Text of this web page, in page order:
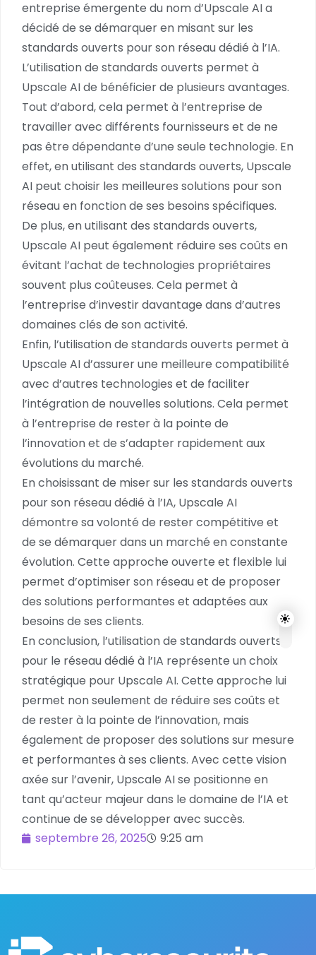
entreprise émergente du nom d’Upscale AI a
décidé de se démarquer en misant sur les
standards ouverts pour son réseau dédié à l’IA.
L’utilisation de standards ouverts permet à
Upscale AI de bénéficier de plusieurs avantages.
Tout d’abord, cela permet à l’entreprise de
travailler avec différents fournisseurs et de ne
pas être dépendante d’une seule technologie. En
effet, en utilisant des standards ouverts, Upscale
AI peut choisir les meilleures solutions pour son
réseau en fonction de ses besoins spécifiques.
De plus, en utilisant des standards ouverts,
Upscale AI peut également réduire ses coûts en
évitant l’achat de technologies propriétaires
souvent plus coûteuses. Cela permet à
l’entreprise d’investir davantage dans d’autres
domaines clés de son activité.
Enfin, l’utilisation de standards ouverts permet à
Upscale AI d’assurer une meilleure compatibilité
avec d’autres technologies et de faciliter
l’intégration de nouvelles solutions. Cela permet
à l’entreprise de rester à la pointe de
l’innovation et de s’adapter rapidement aux
évolutions du marché.
En choisissant de miser sur les standards ouverts
pour son réseau dédié à l’IA, Upscale AI
démontre sa volonté de rester compétitive et
de se démarquer dans un marché en constante
évolution. Cette approche ouverte et flexible lui
permet d’optimiser son réseau et de proposer
des solutions performantes et adaptées aux
besoins de ses clients.
En conclusion, l’utilisation de standards ouverts
pour le réseau dédié à l’IA représente un choix
stratégique pour Upscale AI. Cette approche lui
permet non seulement de réduire ses coûts et
de rester à la pointe de l’innovation, mais
également de proposer des solutions sur mesure
et performantes à ses clients. Avec cette vision
axée sur l’avenir, Upscale AI se positionne en
tant qu’acteur majeur dans le domaine de l’IA et
continue de se développer avec succès.
septembre 26, 2025
9:25 am